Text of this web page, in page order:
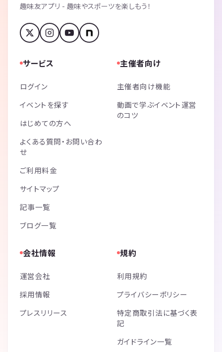
趣味友アプリ - 趣味やスポーツを楽しもう！
サービス
ログイン
イベントを探す
はじめての方へ
よくある質問・お問い合わ
せ
ご利用料金
サイトマップ
記事一覧
ブログ一覧
主催者向け
主催者向け機能
動画で学ぶイベント運営
のコツ
会社情報
運営会社
採用情報
プレスリリース
規約
利用規約
プライバシーポリシー
特定商取引法に基づく表
記
ガイドライン一覧